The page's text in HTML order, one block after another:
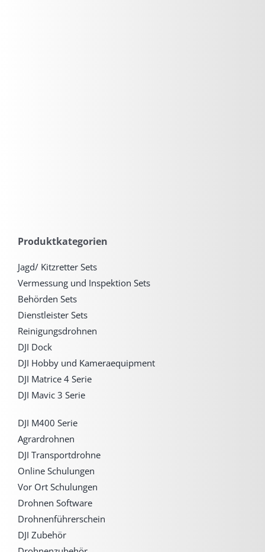
Produktkategorien
Jagd/ Kitzretter Sets
Vermessung und Inspektion Sets
Behörden Sets
Dienstleister Sets
Reinigungsdrohnen
DJI Dock
DJI Hobby und Kameraequipment
DJI Matrice 4 Serie
DJI Mavic 3 Serie
DJI M400 Serie
Agrardrohnen
DJI Transportdrohne
Online Schulungen
Vor Ort Schulungen
Drohnen Software
Drohnenführerschein
DJI Zubehör